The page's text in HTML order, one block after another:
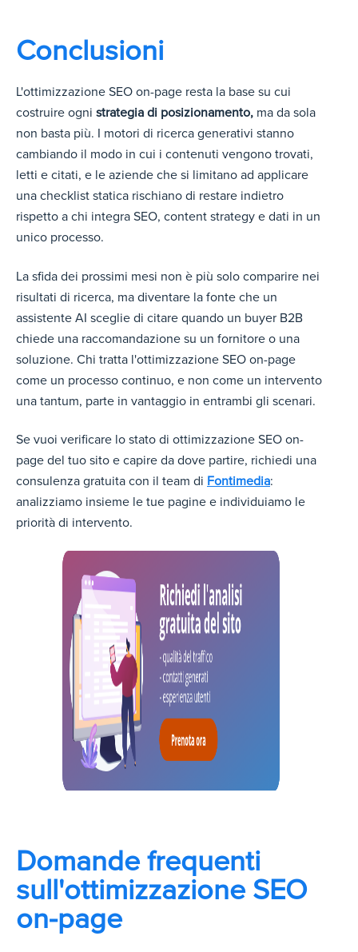
Conclusioni
L'ottimizzazione SEO on-page resta la base su cui
costruire ogni strategia di posizionamento, ma da sola
non basta più. I motori di ricerca generativi stanno
cambiando il modo in cui i contenuti vengono trovati,
letti e citati, e le aziende che si limitano ad applicare
una checklist statica rischiano di restare indietro
rispetto a chi integra SEO, content strategy e dati in un
unico processo.
La sfida dei prossimi mesi non è più solo comparire nei
risultati di ricerca, ma diventare la fonte che un
assistente AI sceglie di citare quando un buyer B2B
chiede una raccomandazione su un fornitore o una
soluzione. Chi tratta l'ottimizzazione SEO on-page
come un processo continuo, e non come un intervento
una tantum, parte in vantaggio in entrambi gli scenari.
Se vuoi verificare lo stato di ottimizzazione SEO on-
page del tuo sito e capire da dove partire, richiedi una
consulenza gratuita con il team di Fontimedia:
analizziamo insieme le tue pagine e individuiamo le
priorità di intervento.
Domande frequenti
sull'ottimizzazione SEO
on-page